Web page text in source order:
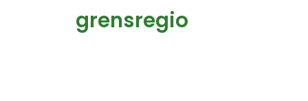
grensregio